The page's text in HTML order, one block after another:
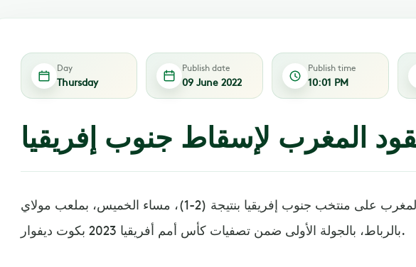
Day
Thursday
Publish date
09 June 2022
Publish time
10:01 PM
المغرب لإسقاط جنوب إفريقيا
تغلب منتخب المغرب على منتخب جنوب إفريقيا بنتيجة (2-1)، مساء الخميس، بملعب مولاي
بالرباط، بالجولة الأولى ضمن تصفيات كأس أمم أفريقيا 2023 بكوت ديفوار.